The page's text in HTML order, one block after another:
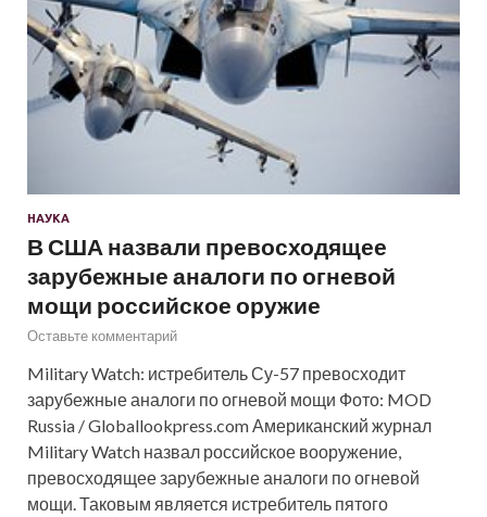
НАУКА
В США назвали превосходящее
зарубежные аналоги по огневой
мощи российское оружие
Оставьте комментарий
Military Watch: истребитель Су-57 превосходит
зарубежные аналоги по огневой мощи Фото: MOD
Russia / Globallookpress.com Американский журнал
Military Watch назвал российское вооружение,
превосходящее зарубежные аналоги по огневой
мощи. Таковым является истребитель пятого